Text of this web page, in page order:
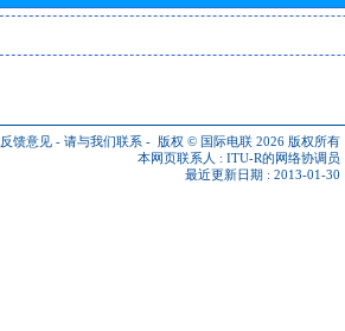
反馈意见 - 请与我们联系 - 版权 © 国际电联 2026 版权所有
本网页联系人 : ITU-R的网络协调员
最近更新日期 : 2013-01-30